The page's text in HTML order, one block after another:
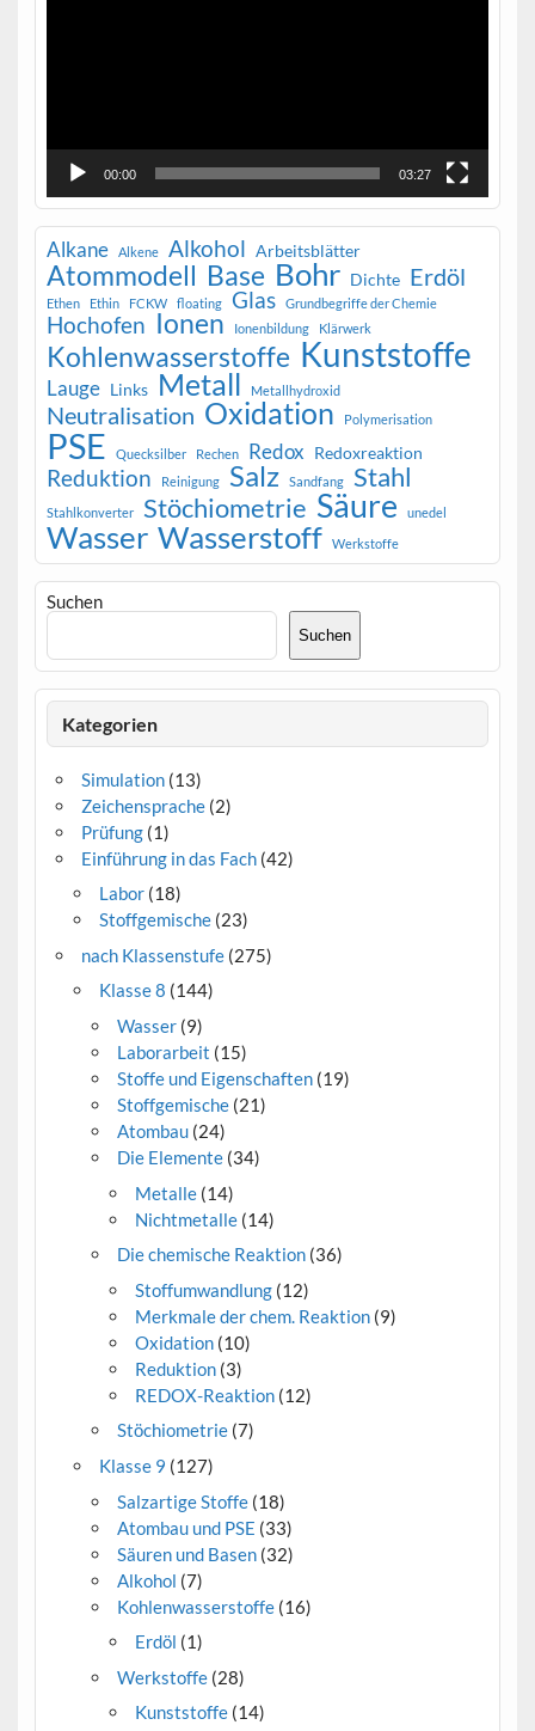
00:00 03:27
Alkane Alkene Alkohol Arbeitsblätter
Atommodell Base Bohr Dichte Erdöl
Ethen Ethin FCKW floating Glas Grundbegriffe der Chemie
Hochofen Ionen Ionenbildung Klärwerk
Kohlenwasserstoffe Kunststoffe
Lauge Links Metall Metallhydroxid
Neutralisation Oxidation Polymerisation
PSE Quecksilber Rechen Redox Redoxreaktion
Reduktion Reinigung Salz Sandfang Stahl
Stahlkonverter Stöchiometrie Säure unedel
Wasser Wasserstoff Werkstoffe
Suchen
Suchen
Kategorien
Simulation(13)
Zeichensprache(2)
Prüfung(1)
Einführung in das Fach(42)
Labor(18)
Stoffgemische(23)
nach Klassenstufe(275)
Klasse 8 (144)
Wasser (9)
Laborarbeit (15)
Stoffe und Eigenschaften (19)
Stoffgemische (21)
Atombau (24)
Die Elemente (34)
Metalle (14)
Nichtmetalle (14)
Die chemische Reaktion (36)
Stoffumwandlung (12)
Merkmale der chem. Reaktion (9)
Oxidation (10)
Reduktion (3)
REDOX-Reaktion (12)
Stöchiometrie (7)
Klasse 9 (127)
Salzartige Stoffe (18)
Atombau und PSE (33)
Säuren und Basen (32)
Alkohol (7)
Kohlenwasserstoffe (16)
Erdöl (1)
Werkstoffe (28)
Kunststoffe (14)